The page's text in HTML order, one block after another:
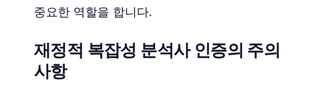
중요한 역할을 합니다.
재정적 복잡성 분석사 인증의 주의
사항